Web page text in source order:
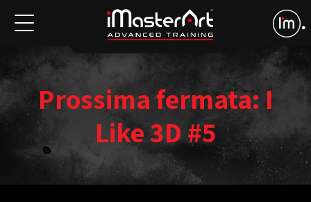
Prossima fermata: I
Like 3D #5